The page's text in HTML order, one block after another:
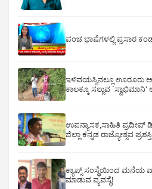
ಪಂಚ ಭಾಷೆಗಳಲ್ಲಿ ಪ್ರಸಾರ
ಇಳಿವಯಸ್ಸಿನಲ್ಲೂ ಊರೂರು
ಕಾಲಕ್ಕೂ ಸಲ್ಲುವ
ಉಪನ್ಯಾಸಕ,ಸಾಹಿತಿ
ಜಿಲ್ಲಾ ಕನ್ನಡ ರಾಜ್ಯೋತ್ಸವ ಪ್ರಶಸ್ತಿ
ಕ್ಯಾಪ್ಸ್ ಸಂಸ್ಥೆಯಿಂದ ಮನೆಯ
ಮಾಡುವ ವ್ಯವಸ್ಥೆ!